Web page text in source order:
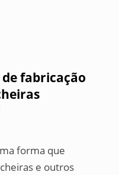
fabricação
forma que
e outros